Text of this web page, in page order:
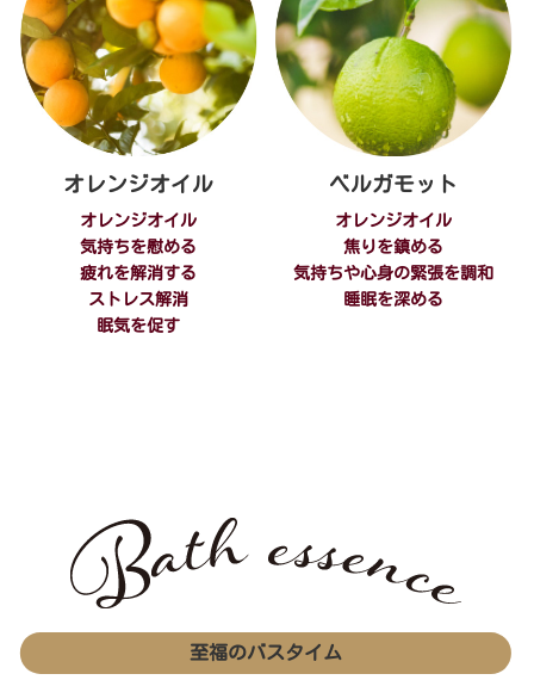
オレンジオイル
オレンジオイル
気持ちを慰める
疲れを解消する
ストレス解消
眠気を促す
ベルガモット
オレンジオイル
焦りを鎮める
気持ちや心身の緊張を調和
睡眠を深める
至福のバスタイム